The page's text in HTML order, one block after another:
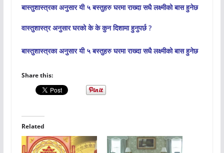
बास्तुशास्त्रका अनुसार यी ५ बस्तुहरु घरमा राख्दा सधै लक्ष्मीको बास हुनेछ
वास्तुशास्त्र अनुसार घरको के के कुन दिशामा हुनुपर्छ ?
बास्तुशास्त्रका अनुसार यी ५ बस्तुहरु घरमा राख्दा सधै लक्ष्मीको बास हुनेछ
Share this:
Related